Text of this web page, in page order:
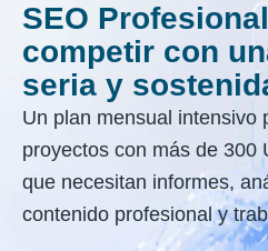
SEO
competir con
seria y
Un plan mensual intensivo
proyectos con más de 300
que necesitan informes,
contenido profesional y